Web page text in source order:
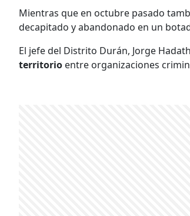
Mientras que en octubre pasado
decapitado y abandonado en un
El jefe del Distrito Durán, Jorge
territorio entre organizaciones